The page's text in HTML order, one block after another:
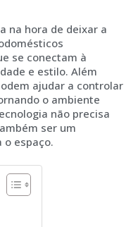
na hora de deixar a
se conectam à
e estilo. Além
ajudar a controlar
o ambiente
não precisa
ser um
o espaço.